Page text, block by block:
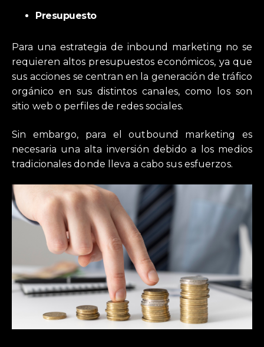
Presupuesto
Para una estrategia de inbound marketing no se
requieren altos presupuestos económicos, ya que
sus acciones se centran en la generación de tráfico
orgánico en sus distintos canales, como los son
sitio web o perfiles de redes sociales.
Sin embargo, para el outbound marketing es
necesaria una alta inversión debido a los medios
tradicionales donde lleva a cabo sus esfuerzos.